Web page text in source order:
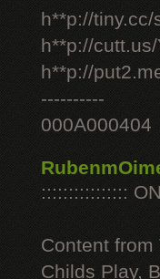
h**p://tiny.cc/
h**p://
h**p://
----------
000A000404
::::::::::::::::
Content
Childs Play,